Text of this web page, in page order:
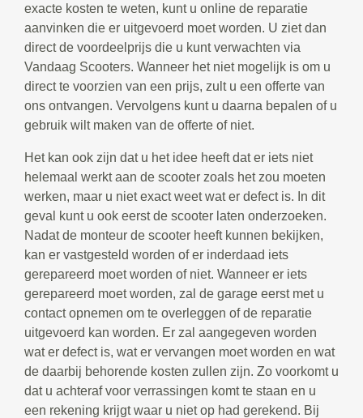
exacte kosten te weten, kunt u online de reparatie
aanvinken die er uitgevoerd moet worden. U ziet dan
direct de voordeelprijs die u kunt verwachten via
Vandaag Scooters. Wanneer het niet mogelijk is om u
direct te voorzien van een prijs, zult u een offerte van
ons ontvangen. Vervolgens kunt u daarna bepalen of u
gebruik wilt maken van de offerte of niet.
Het kan ook zijn dat u het idee heeft dat er iets niet
helemaal werkt aan de scooter zoals het zou moeten
werken, maar u niet exact weet wat er defect is. In dit
geval kunt u ook eerst de scooter laten onderzoeken.
Nadat de monteur de scooter heeft kunnen bekijken,
kan er vastgesteld worden of er inderdaad iets
gerepareerd moet worden of niet. Wanneer er iets
gerepareerd moet worden, zal de garage eerst met u
contact opnemen om te overleggen of de reparatie
uitgevoerd kan worden. Er zal aangegeven worden
wat er defect is, wat er vervangen moet worden en wat
de daarbij behorende kosten zullen zijn. Zo voorkomt u
dat u achteraf voor verrassingen komt te staan en u
een rekening krijgt waar u niet op had gerekend. Bij